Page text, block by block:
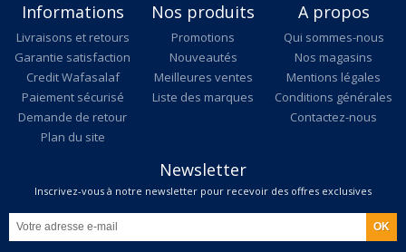
Informations
Livraisons et retours
Garantie satisfaction
Credit Wafasalaf
Paiement sécurisé
Demande de retour
Plan du site
Nos produits
Promotions
Nouveautés
Meilleures ventes
Liste des marques
A propos
Qui sommes-nous
Nos magasins
Mentions légales
Conditions générales
Contactez-nous
Newsletter
Inscrivez-vous à notre newsletter pour recevoir des offres exclusives